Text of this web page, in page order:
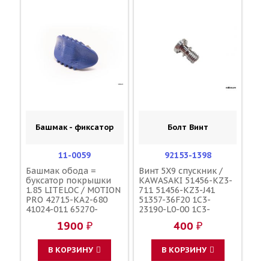
Башмак - фиксатор
11-0059
Башмак обода =
буксатор покрышки
1.85 LITELOC / MOTION
PRO 42715-KA2-680
41024-011 65270-
1900 ₽
В КОРЗИНУ
Болт Винт
92153-1398
Винт 5X9 спускник /
KAWASAKI 51456-KZ3-
711 51456-KZ3-J41
51357-36F20 1C3-
23190-L0-00 1C3-
110090000601
110090000501
F45300001
400 ₽
В КОРЗИНУ